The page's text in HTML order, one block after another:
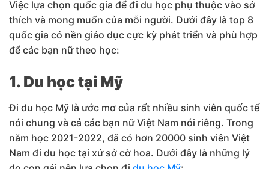
Việc lựa chọn quốc gia để đi du học phụ thuộc vào sở
thích và mong muốn của mỗi người. Dưới đây là top 8
quốc gia có nền giáo dục cực kỳ phát triển và phù hợp
để các bạn nữ theo học:
1. Du học tại Mỹ
Đi du học Mỹ là ước mơ của rất nhiều sinh viên quốc tế
nói chung và cả các bạn nữ Việt Nam nói riêng. Trong
năm học 2021-2022, đã có hơn 20000 sinh viên Việt
Nam đi du học tại xứ sở cờ hoa. Dưới đây là những lý